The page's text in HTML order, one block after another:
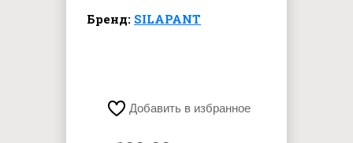
Бренд: SILAPANT
Добавить в избранное